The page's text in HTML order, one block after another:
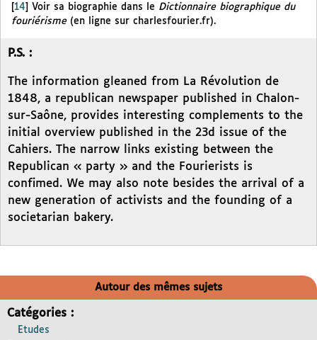
14 Voir sa biographie dans le Dictionnaire biographique du
fouriérisme(en ligne sur charlesfourier.fr).
P.S. :
The information gleaned from La Révolution de
1848, a republican newspaper published in Chalon-
sur-Saône, provides interesting complements to the
initial overview published in the 23d issue of the
Cahiers. The narrow links existing between the
Republican « party » and the Fourierists is
confimed. We may also note besides the arrival of a
new generation of activists and the founding of a
societarian bakery.
Autour des mêmes sujets
Catégories :
Etudes